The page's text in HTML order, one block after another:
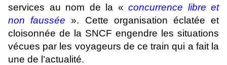
services au nom de la « concurrence libre et
non faussée ». Cette organisation éclatée et
cloisonnée de la SNCF engendre les situations
vécues par les voyageurs de ce train qui a fait la
une de l’actualité.